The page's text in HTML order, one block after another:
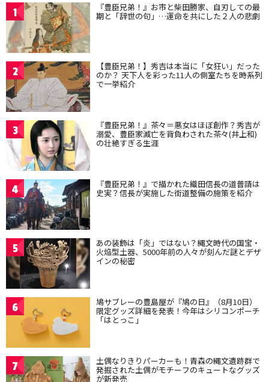
1 『豊臣兄弟！』お市と柴田勝家、自刃しての最
期と「辞世の句」…運命を共にした２人の悲劇
2 【豊臣兄弟！】秀吉は本当に「女狂い」だった
のか？ 天下人を彩った11人の側室たちを時系列
で一挙紹介
3 『豊臣兄弟！』茶々＝悪女はほぼ創作？秀吉が
溺愛、豊臣家滅亡を背負わされた茶々(井上和)
の壮絶すぎる生涯
4 『豊臣兄弟！』で描かれた織田信長の道普請は
史実？信長が実施した街道整備の施策を紹介
5 あの装飾は「炎」ではない？縄文時代の国宝・
火焔型土器、5000年前の人々が刻んだ謎とデザ
インの秘密
6 鳩サブレーの豊島屋が『鳩の日』（8月10日）
限定グッズ詳細を発表！今年はシリコンポーチ
「はとっこ」
7 土偶なりきりパーカーも！青森の縄文遺跡群で
発掘された土偶がモチーフのキュートなグッズ
が新発売